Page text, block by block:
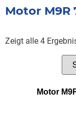
Motor M9R
Zeigt alle 4
Motor